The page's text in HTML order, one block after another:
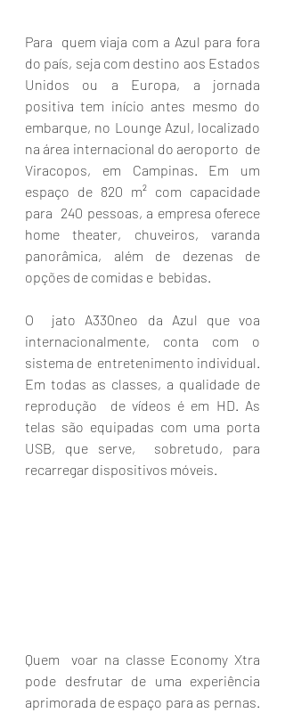
Para  quem viaja com a Azul para fora
do país, seja com destino aos Estados
Unidos ou a Europa, a jornada
positiva tem início antes mesmo do
embarque, no Lounge Azul, localizado
na área internacional do aeroporto  de
Viracopos, em Campinas. Em um
espaço de 820 m² com capacidade
para  240 pessoas, a empresa oferece
home theater, chuveiros, varanda
panorâmica, além de dezenas de
opções de comidas e  bebidas.
O  jato A330neo da Azul que voa
internacionalmente, conta com o
sistema de  entretenimento individual.
Em todas as classes, a qualidade de
reprodução  de vídeos é em HD. As
telas são equipadas com uma porta
USB, que serve,  sobretudo, para
recarregar dispositivos móveis.
Quem  voar na classe Economy Xtra
pode desfrutar de uma experiência
aprimorada de espaço para as pernas.